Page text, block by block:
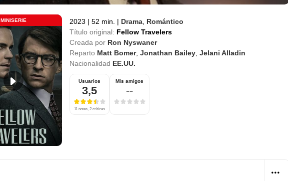
MINISERIE 2023 | 52 min. | Drama Romántico
Título original: Fellow Travelers
Creada por Ron Nyswaner
Reparto Matt Bomer, Jonathan Bailey Jelani Alladin
Nacionalidad EE.UU.
Usuarios
3,5
11 notas, 2 críticas
Mis amigos
--